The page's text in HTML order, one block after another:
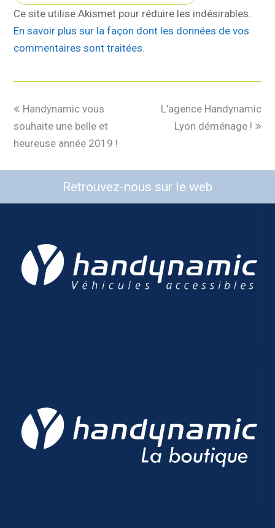
Ce site utilise Akismet pour réduire les indésirables.
En savoir plus sur la façon dont les données de vos
commentaires sont traitées
Handynamic vous
souhaite une belle et
heureuse année 2019 !
L’agence Handynamic
Lyon déménage !
Retrouvez-nous sur le web